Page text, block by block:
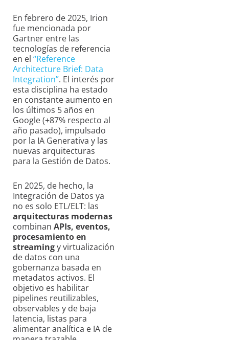
En febrero de 2025, Irion
fue mencionada por
Gartner entre las
tecnologías de referencia
en el “Reference
Architecture Brief: Data
Integration”. El interés por
esta disciplina ha estado
en constante aumento en
los últimos 5 años en
Google (+87% respecto al
año pasado), impulsado
por la IA Generativa y las
nuevas arquitecturas
para la Gestión de Datos.
En 2025, de hecho, la
Integración de Datos ya
no es solo ETL/ELT: las
arquitecturas modernas
combinan APIs, eventos,
procesamiento en
streamingy virtualización
de datos con una
gobernanza basada en
metadatos activos. El
objetivo es habilitar
pipelines reutilizables,
observables y de baja
latencia, listas para
alimentar analítica e IA de